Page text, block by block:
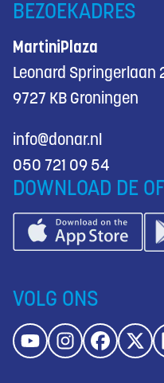
BEZOEKADRES
MartiniPlaza
Leonard Springerlaan
9727 KB Groningen
info@donar.nl
050 721 09 54
DOWNLOAD DE
VOLG ONS